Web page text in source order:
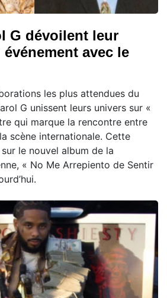
G dévoilent leur
avec le
les plus attendues du
G unissent leurs univers sur «
qui marque la rencontre entre
scène internationale. Cette
le nouvel album de la
« No Me Arrepiento de Sentir